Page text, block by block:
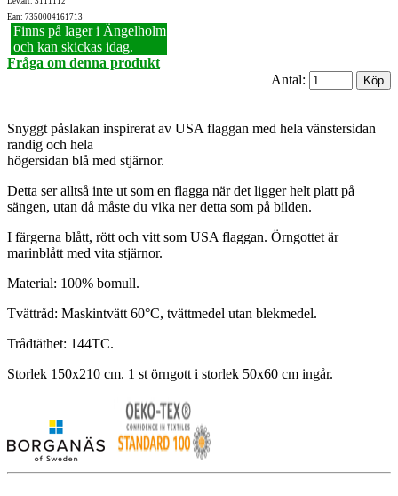
Ean: 7350004161713
Finns på lager i Ängelholm
och kan skickas idag.
Fråga om denna produkt
Antal:
Snyggt påslakan inspirerat av USA flaggan med hela vänstersidan
randig och hela
högersidan blå med stjärnor.
Detta ser alltså inte ut som en flagga när det ligger helt platt på
sängen, utan då måste du vika ner detta som på bilden.
I färgerna blått, rött och vitt som USA flaggan. Örngottet är
marinblått med vita stjärnor.
Material: 100% bomull.
Tvättråd: Maskintvätt 60°C, tvättmedel utan blekmedel.
Trådtäthet: 144TC.
Storlek 150x210 cm. 1 st örngott i storlek 50x60 cm ingår.